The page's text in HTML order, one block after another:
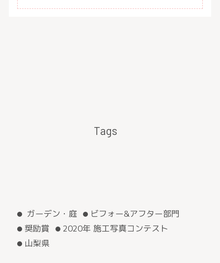
Tags
ガーデン・庭
ビフォー&アフター部門
奨励賞
2020年 施工写真コンテスト
山梨県